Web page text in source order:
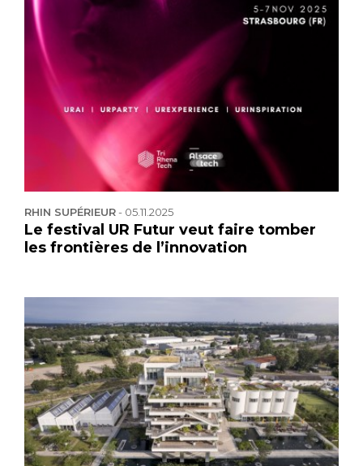
RHIN SUPÉRIEUR- 05.11.2025
Le festival UR Futur veut faire tomber
les frontières de l’innovation